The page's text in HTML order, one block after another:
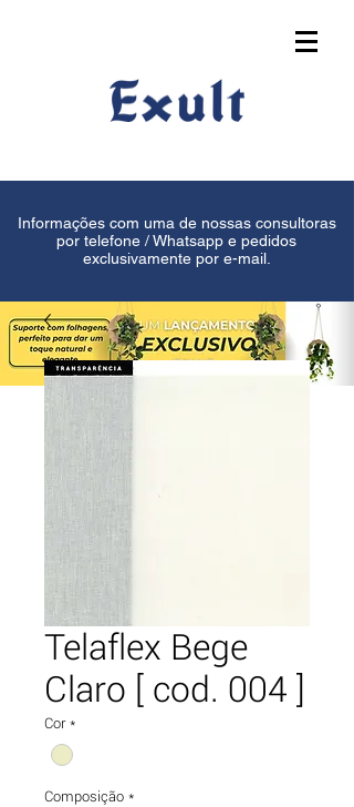
Informações com uma de nossas consultoras
por telefone / Whatsapp e pedidos
exclusivamente por e-mail.
Telaflex Bege
Claro [ cod. 004 ]
Cor *
Composição *